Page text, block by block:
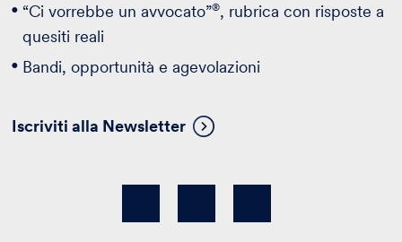
“Ci vorrebbe un avvocato”®, rubrica con risposte a
quesiti reali
Bandi, opportunità e agevolazioni
Iscriviti alla Newsletter